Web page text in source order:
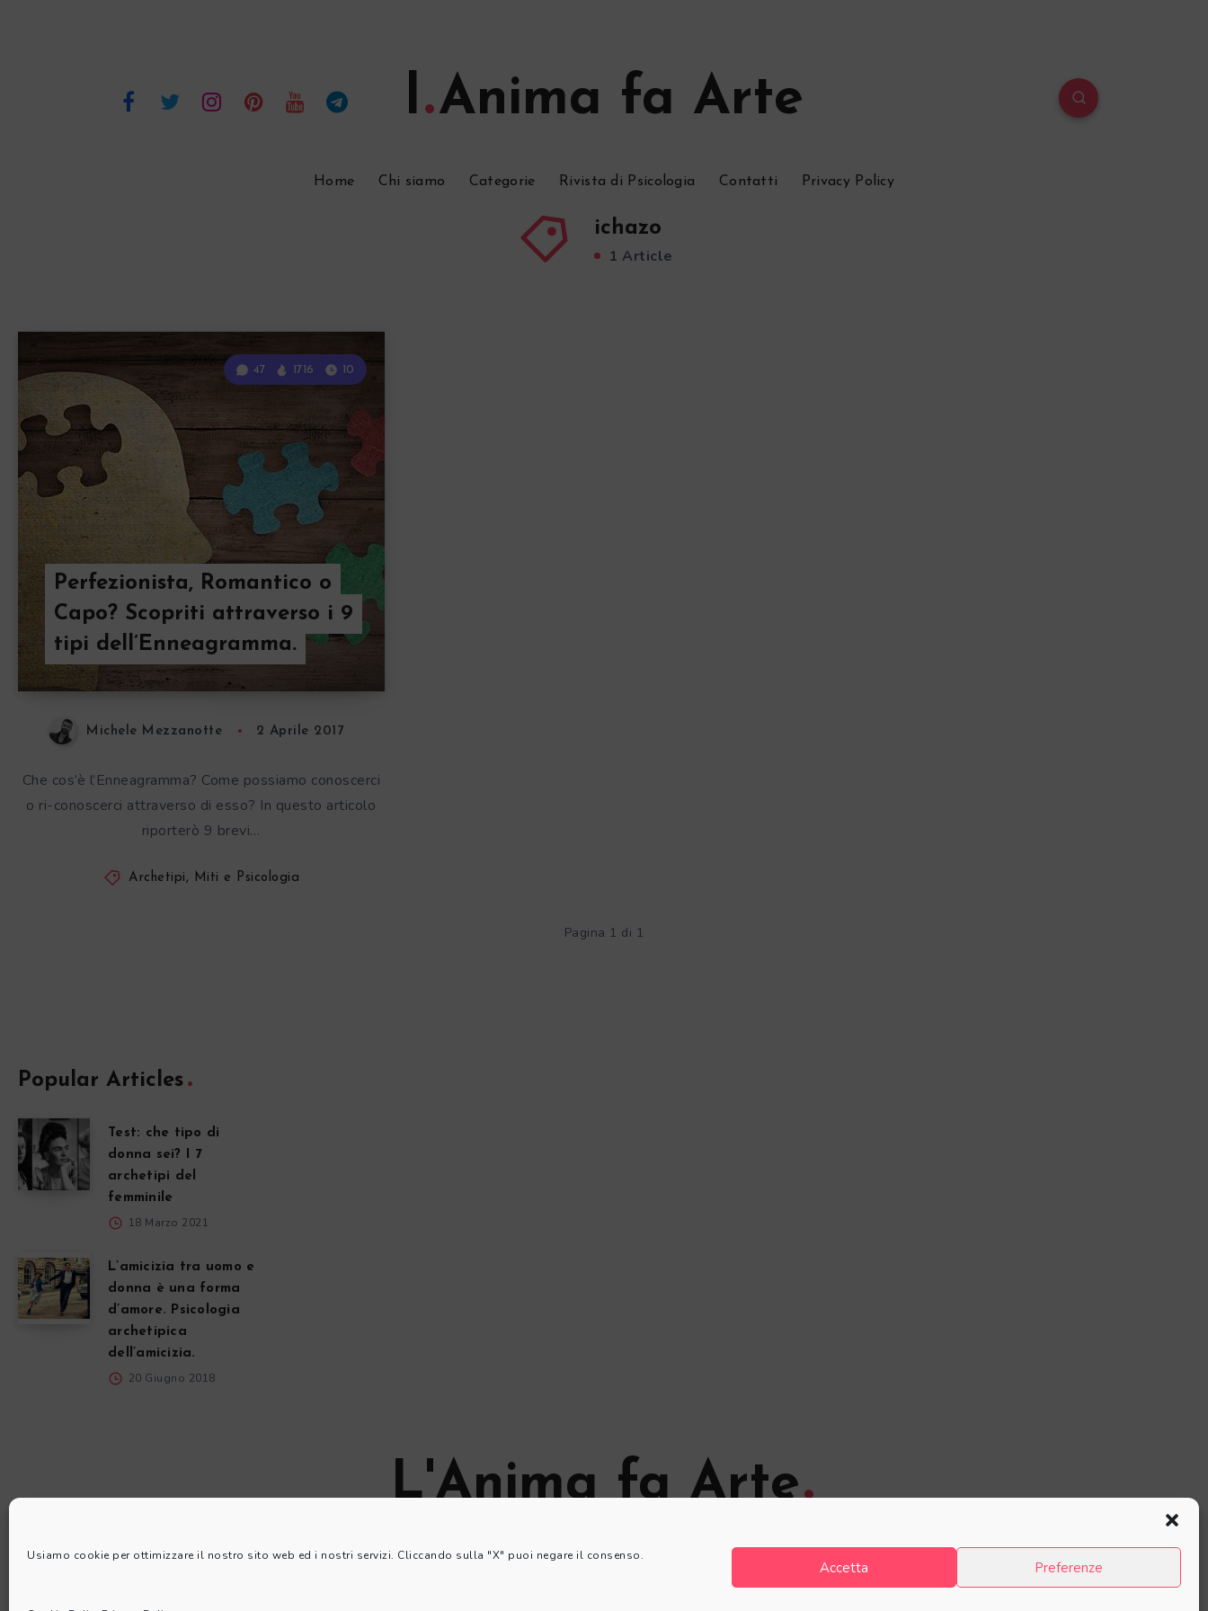
Usiamo cookie per ottimizzare il nostro sito web ed i nostri servizi. Cliccando sulla "X" puoi negare il consenso.
Accetta Preferenze
l Anima fa Arte
Home Chi siamo Categorie Rivista di Psicologia Contatti Privacy Policy
ichazo
1 Article
Perfezionista, Romantico o
Capo? Scopriti attraverso i 9
tipi dell’Enneagramma.
47 1716 10
Michele Mezzanotte 2 Aprile 2017
Che cos’è l’Enneagramma? Come possiamo conoscerci
o ri-conoscerci attraverso di esso? In questo articolo
riporterò 9 brevi…
Archetipi, Miti e Psicologia
Pagina 1 di 1
Popular Articles
Test: che tipo di
donna sei? I 7
archetipi del
femminile
18 Marzo 2021
L’amicizia tra uomo e
donna è una forma
d’amore. Psicologia
archetipica
dell’amicizia.
20 Giugno 2018
L'Anima fa Arte
© L'Anima fa Arte